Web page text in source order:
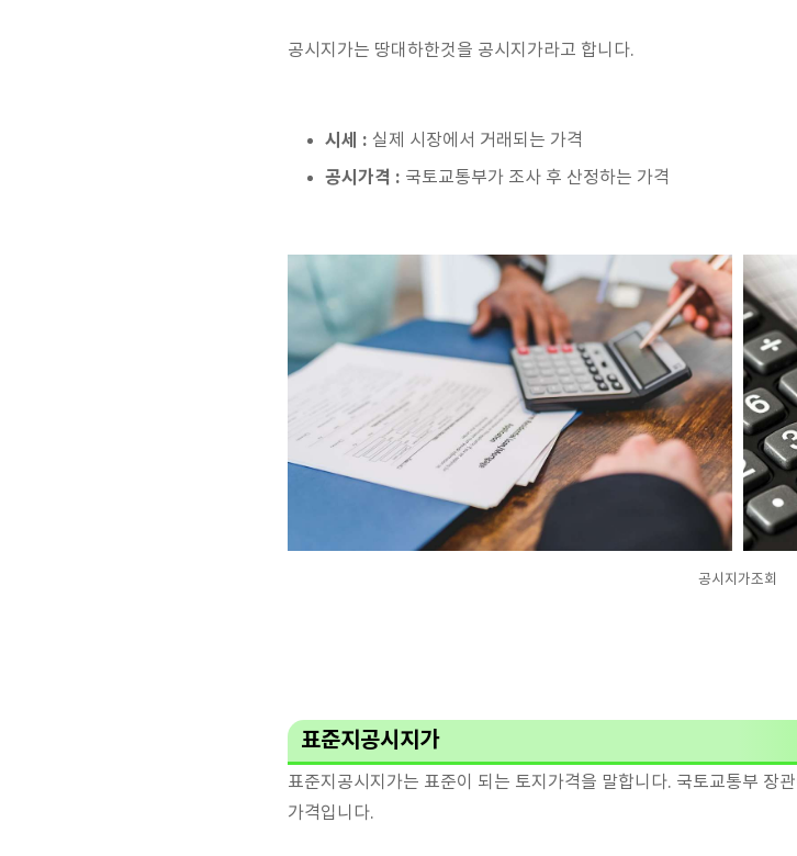
공시지가는 땅대하한것을 공시지가라고 합니다.
시세 : 실제 시장에서 거래되는 가격
공시가격 : 국토교통부가 조사 후 산정하는 가격
공시지가조회
표준지공시지가
표준지공시지가는 표준이 되는 토지가격을 말합니다. 국토교통부 장
가격입니다.